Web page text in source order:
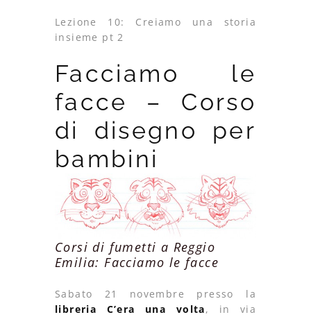
Lezione 10: Creiamo una storia
insieme pt 2
Facciamo le
facce – Corso
di disegno per
bambini
Corsi di fumetti a Reggio
Emilia: Facciamo le facce
Sabato 21 novembre presso la
libreria C’era una volta, in via